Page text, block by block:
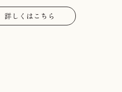
詳しくはこちら